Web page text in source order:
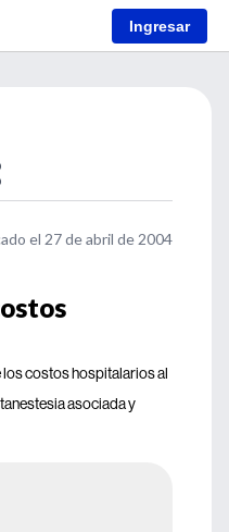
Ingresar
el 27 de abril de 2004
los costos hospitalarios al
asociada y